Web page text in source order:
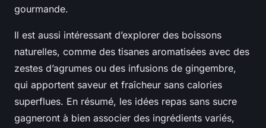
gourmande.
Il est aussi intéressant d’explorer des boissons
naturelles, comme des tisanes aromatisées avec des
zestes d’agrumes ou des infusions de gingembre,
qui apportent saveur et fraîcheur sans calories
superflues. En résumé, les idées repas sans sucre
gagneront à bien associer des ingrédients variés,